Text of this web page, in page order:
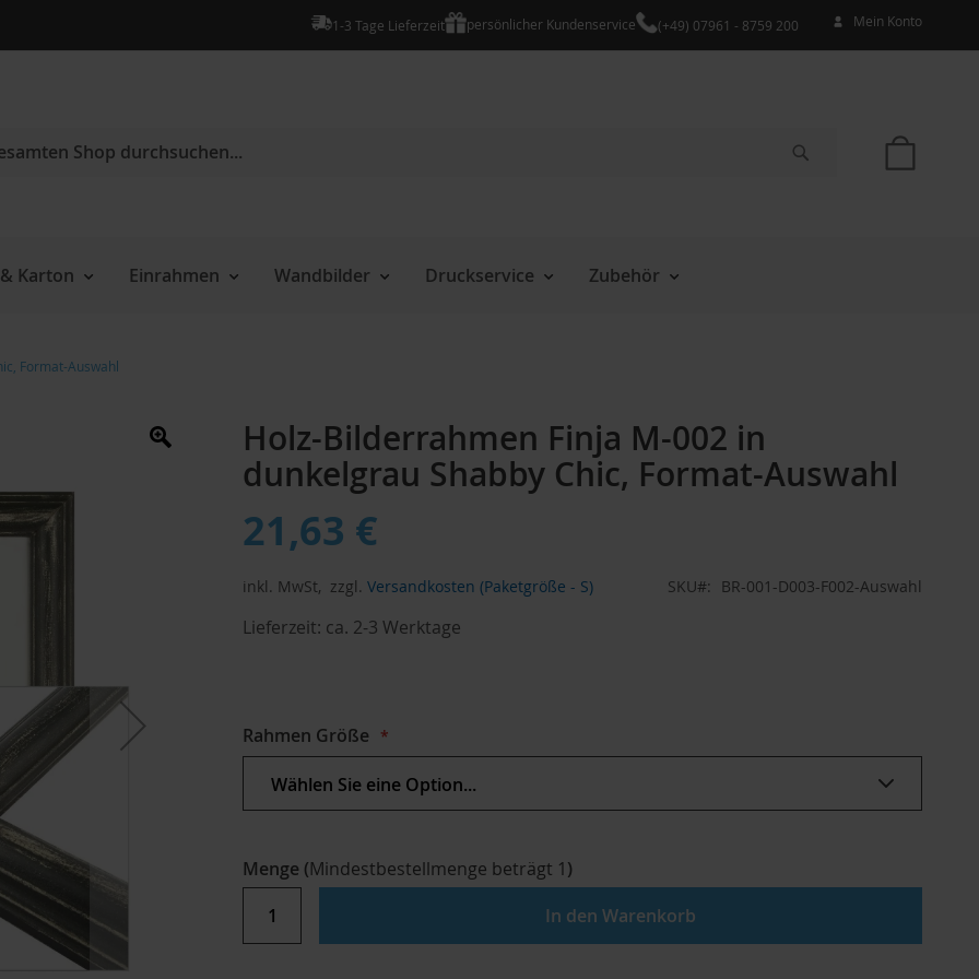
1-3 Tage Lieferzeit persönlicher Kundenservice (+49) 07961 - 8759 200 Mein Konto
Karton Einrahmen Wandbilder Druckservice Zubehör
Format-Auswahl
Holz-Bilderrahmen Finja M-002 in
dunkelgrau Shabby Chic, Format-Auswahl
21,63 €
inkl. MwSt, zzgl. Versandkosten (Paketgröße - S) SKU BR-001-D003-F002-Auswahl
Lieferzeit: ca. 2-3 Werktage
Rahmen Größe
Menge (Mindestbestellmenge beträgt 1)
In den Warenkorb